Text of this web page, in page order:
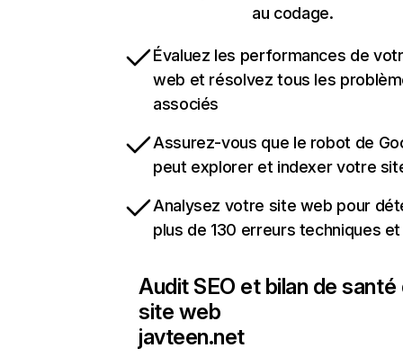
au codage.
Évaluez les performances de
web et résolvez tous les
associés
Assurez-vous que le robot de
peut explorer et indexer votre
Analysez votre site web pour
plus de 130 erreurs techniques et
Audit SEO et bilan de santé
site web
javteen.net